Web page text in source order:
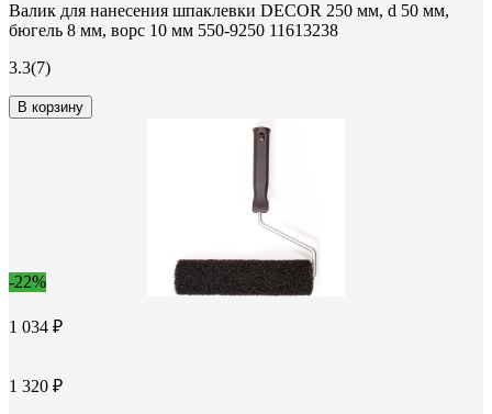
Валик для нанесения шпаклевки DECOR 250 мм, d 50 мм,
бюгель 8 мм, ворс 10 мм 550-9250 11613238
3.3(7)
В корзину
-22%
1 034 ₽
1 320 ₽